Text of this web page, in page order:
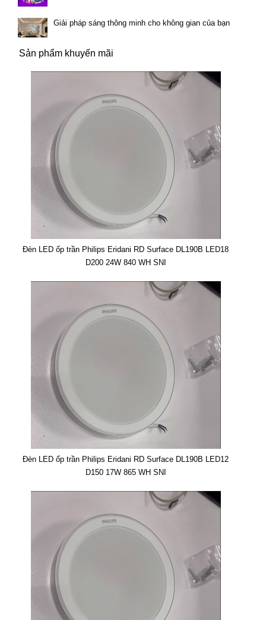
Giải pháp sáng thông minh cho không gian của bạn
Sản phẩm khuyến mãi
Đèn LED ốp trần Philips Eridani RD Surface DL190B LED18
D200 24W 840 WH SNI
Đèn LED ốp trần Philips Eridani RD Surface DL190B LED12
D150 17W 865 WH SNI